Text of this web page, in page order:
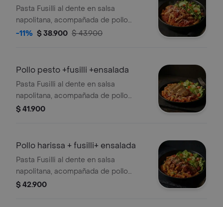
Pasta Fusilli al dente en salsa
napolitana, acompañada de pollo
Mexicano y ensalda con lechuga,
-11% $ 38.900 $ 43.900
Pollo pesto +fusilli +ensalada
Pasta Fusilli al dente en salsa
napolitana, acompañada de pollo
Parrillado con pesto y ensalda con
$ 41.900
Pollo harissa + fusilli+ ensalada
Pasta Fusilli al dente en salsa
napolitana, acompañada de pollo
harissa y ensalda con lechuga, tomate
$ 42.900